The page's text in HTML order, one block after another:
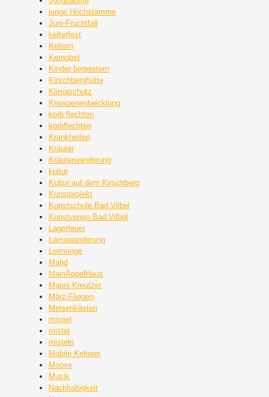
junge Hochstämme
Juni-Fruchtfall
kelterfest
Keltern
Kernobst
Kinder begeistern
Kirschberghütte
Klimaschutz
Knospenentwicklung
korb flechten
korbflechten
Krankheiten
Kräuter
Kräuterwanderung
kultur
Kultur auf dem Kirschberg
Kunstprojekt
Kunstschule Bad Vilbel
Kunstverein Bad Vilbel
Lagerfeuer
Lamawanderung
Leimringe
Mahd
MainÄppelHaus
Manni Kreutzer
März-Fliegen
Meisenkästen
mispel
mistel
misteln
Mobile Kelterei
Moose
Musik
Nachhaltigkeit